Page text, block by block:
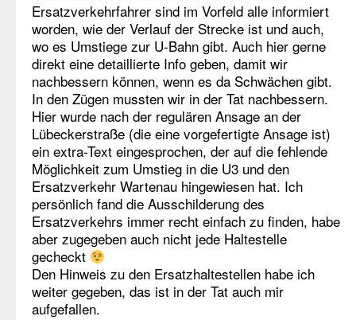
Ersatzverkehrfahrer sind im Vorfeld alle informiert
worden, wie der Verlauf der Strecke ist und auch,
wo es Umstiege zur U-Bahn gibt. Auch hier gerne
direkt eine detaillierte Info geben, damit wir
nachbessern können, wenn es da Schwächen gibt.
In den Zügen mussten wir in der Tat nachbessern.
Hier wurde nach der regulären Ansage an der
Lübeckerstraße (die eine vorgefertigte Ansage ist)
ein extra-Text eingesprochen, der auf die fehlende
Möglichkeit zum Umstieg in die U3 und den
Ersatzverkehr Wartenau hingewiesen hat. Ich
persönlich fand die Ausschilderung des
Ersatzverkehrs immer recht einfach zu finden, habe
aber zugegeben auch nicht jede Haltestelle
gecheckt
Den Hinweis zu den Ersatzhaltestellen habe ich
weiter gegeben, das ist in der Tat auch mir
aufgefallen.